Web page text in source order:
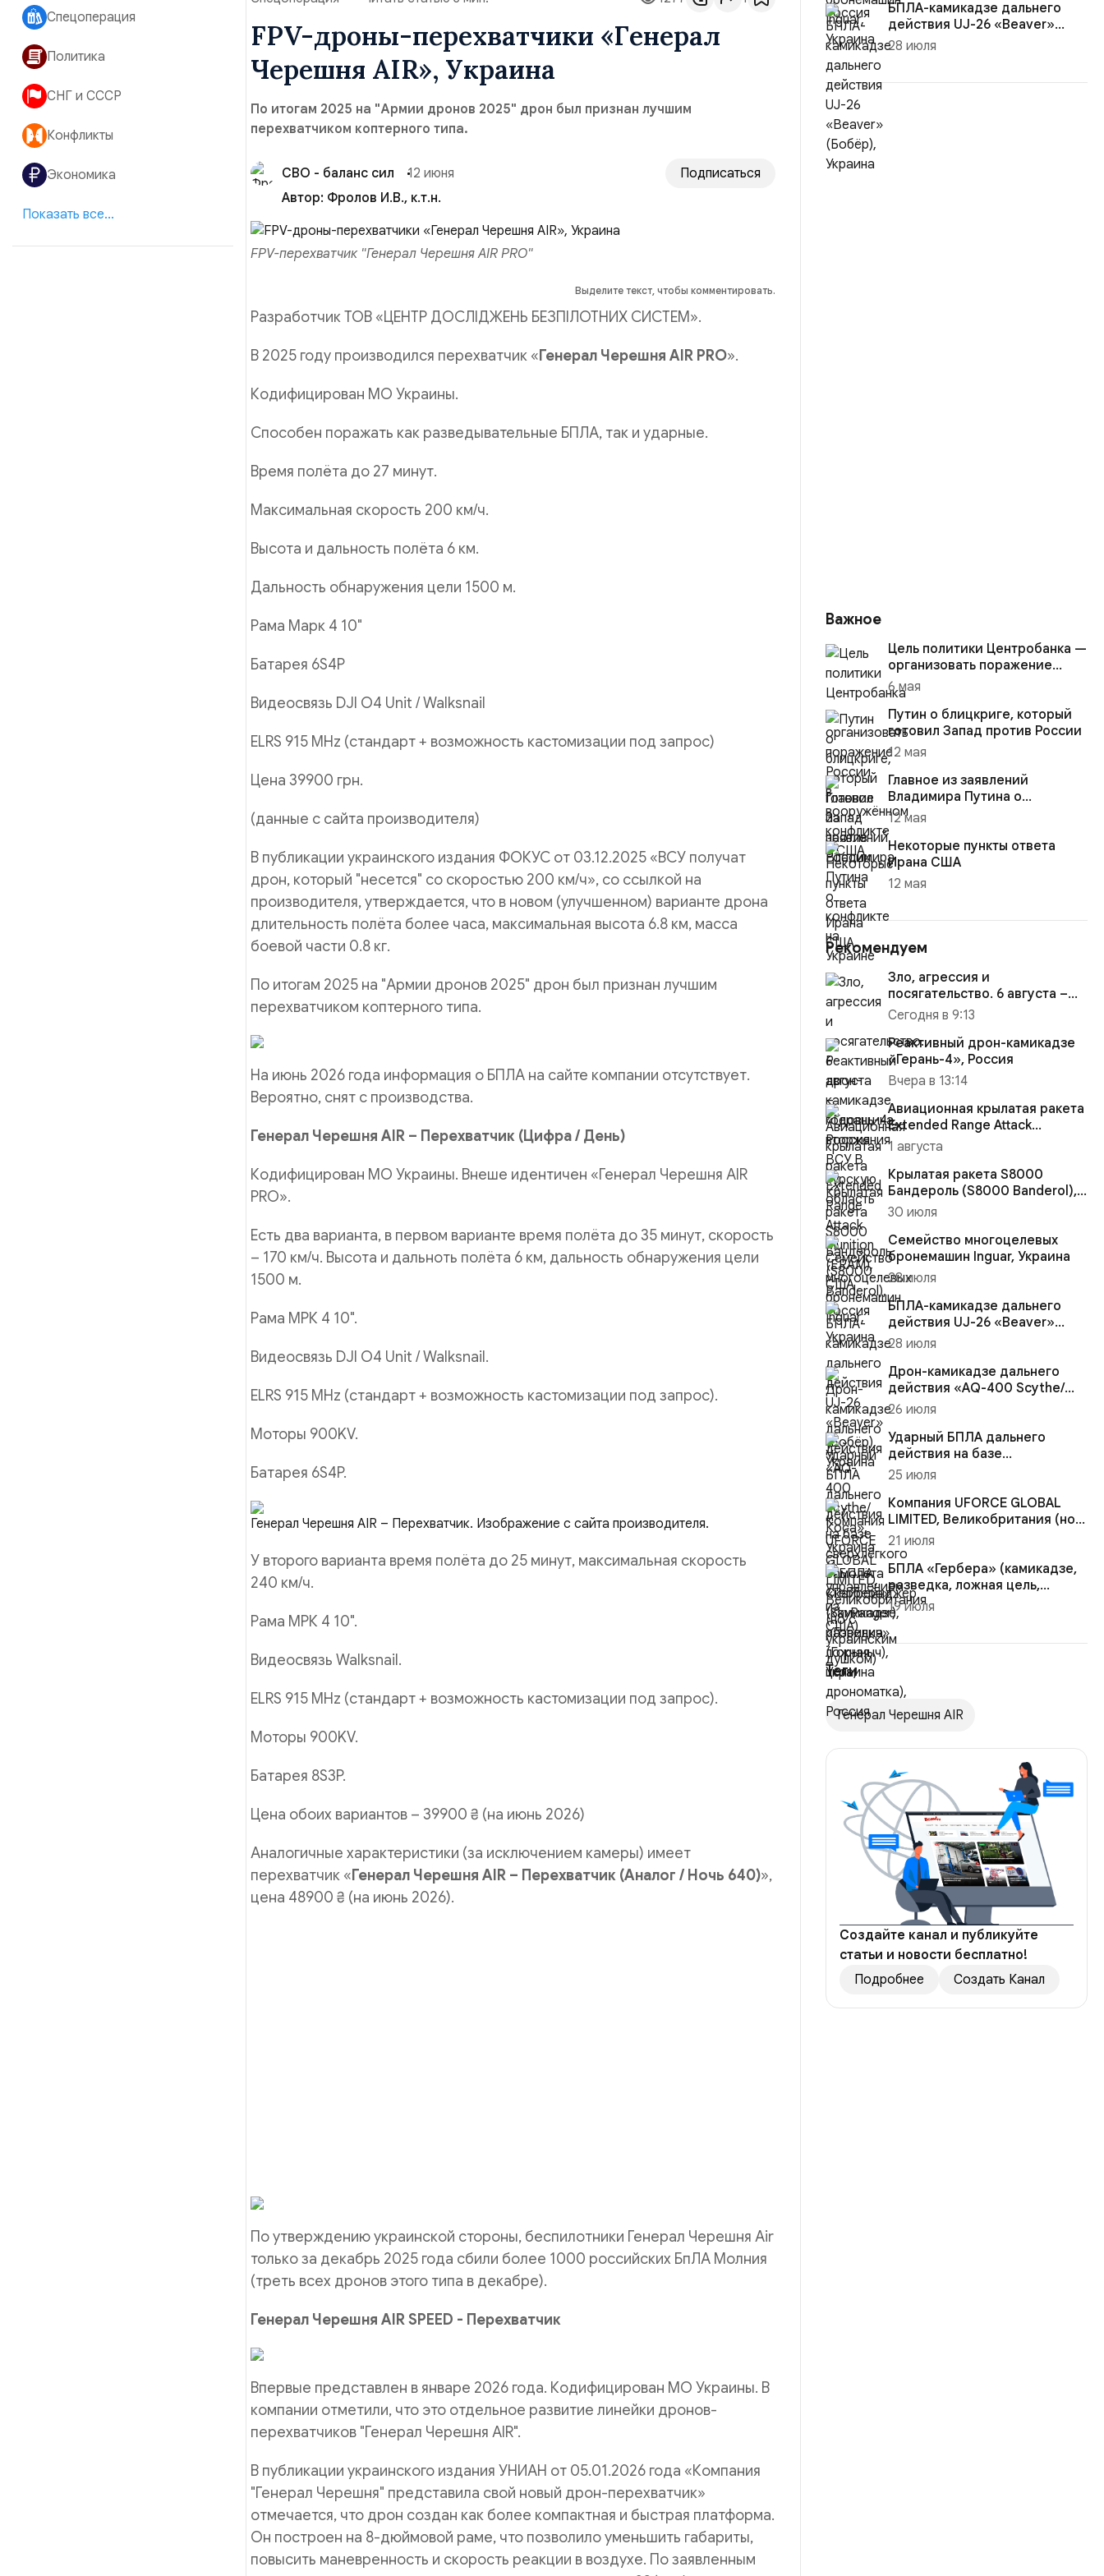
Спецоперация
Политика
СНГ и СССР
Конфликты
Экономика
Показать все...
FPV-дроны-перехватчики «Генерал
Черешня AIR», Украина
По итогам 2025 на "Армии дронов 2025" дрон был признан лучшим
перехватчиком коптерного типа.
СВО - баланс сил 12 июня
Подписаться
Автор: Фролов И.В., к.т.н.
FPV-перехватчик "Генерал Черешня AIR PRO"
Выделите текст, чтобы комментировать.
Разработчик ТОВ «ЦЕНТР ДОСЛІДЖЕНЬ БЕЗПІЛОТНИХ СИСТЕМ».
В 2025 году производился перехватчик «Генерал Черешня AIR PRO».
Кодифицирован МО Украины.
Способен поражать как разведывательные БПЛА, так и ударные.
Время полёта до 27 минут.
Максимальная скорость 200 км/ч.
Высота и дальность полёта 6 км.
Дальность обнаружения цели 1500 м.
Рама Марк 4 10"
Батарея 6S4P
Видеосвязь DJI O4 Unit / Walksnail
ELRS 915 MHz (стандарт + возможность кастомизации под запрос)
Цена 39900 грн.
(данные с сайта производителя)
В публикации украинского издания ФОКУС от 03.12.2025 «ВСУ получат
дрон, который "несется" со скоростью 200 км/ч», со ссылкой на
производителя, утверждается, что в новом (улучшенном) варианте дрона
длительность полёта более часа, максимальная высота 6.8 км, масса
боевой части 0.8 кг.
По итогам 2025 на "Армии дронов 2025" дрон был признан лучшим
перехватчиком коптерного типа.
На июнь 2026 года информация о БПЛА на сайте компании отсутствует.
Вероятно, снят с производства.
Генерал Черешня AIR – Перехватчик (Цифра / День)
Кодифицирован МО Украины. Внеше идентичен «Генерал Черешня AIR
PRO».
Есть два варианта, в первом варианте время полёта до 35 минут, скорость
– 170 км/ч. Высота и дальноть полёта 6 км, дальность обнаружения цели
1500 м.
Рама МРК 4 10".
Видеосвязь DJI O4 Unit / Walksnail.
ELRS 915 MHz (стандарт + возможность кастомизации под запрос).
Моторы 900KV.
Батарея 6S4P.
Генерал Черешня AIR – Перехватчик. Изображение с сайта производителя.
У второго варианта время полёта до 25 минут, максимальная скорость
240 км/ч.
Рама МРК 4 10".
Видеосвязь Walksnail.
ELRS 915 MHz (стандарт + возможность кастомизации под запрос).
Моторы 900KV.
Батарея 8S3P.
Цена обоих вариантов – 39900 ₴ (на июнь 2026)
Аналогичные характеристики (за исключением камеры) имеет
перехватчик «Генерал Черешня AIR – Перехватчик (Аналог / Ночь 640)»,
цена 48900 ₴ (на июнь 2026).
По утверждению украинской стороны, беспилотники Генерал Черешня Air
только за декабрь 2025 года сбили более 1000 российских БпЛА Молния
(треть всех дронов этого типа в декабре).
Генерал Черешня AIR SPEED - Перехватчик
Впервые представлен в январе 2026 года. Кодифицирован МО Украины. В
компании отметили, что это отдельное развитие линейки дронов-
перехватчиков "Генерал Черешня AIR".
В публикации украинского издания УНИАН от 05.01.2026 года «Компания
"Генерал Черешня" представила свой новый дрон-перехватчик»
отмечается, что дрон создан как более компактная и быстрая платформа.
Он построен на 8-дюймовой раме, что позволило уменьшить габариты,
повысить маневренность и скорость реакции в воздухе. По заявленным
БПЛА-камикадзе дальнего
действия UJ-26 «Beaver»
(Бобёр)...
28 июля
Важное
Цель политики Центробанка —
организовать поражение
России в вооружённом
конфликте с США
6 мая
Путин о блицкриге, который
готовил Запад против России
12 мая
Главное из заявлений
Владимира Путина о
конфликте на Украине
12 мая
Некоторые пункты ответа
Ирана США
12 мая
Рекомендуем
Зло, агрессия и
посягательство. 6 августа –
годовщина вторжения ВСУ В
курску...
Сегодня в 9:13
Реактивный дрон-камикадзе
«Герань-4», Россия
Вчера в 13:14
Авиационная крылатая ракета
Extended Range Attack
Munition (ERAM), США
1 августа
Крылатая ракета S8000
Бандероль (S8000 Banderol),
Россия
30 июля
Семейство многоцелевых
бронемашин Inguar, Украина
28 июля
БПЛА-камикадзе дальнего
действия UJ-26 «Beaver»
(Бобёр), Украина
28 июля
Дрон-камикадзе дальнего
действия «AQ-400 Scythe/
Коса», Украина (с
26 июля
Ударный БПЛА дальнего
действия на базе
сверхлёгкого самолёта
25 июля
Компания UFORCE GLOBAL
LIMITED, Великобритания (но с
украинским душком)
21 июля
БПЛА «Гербера» (камикадзе,
разведка, ложная цель,
дрономатка), Россия
19 июля
Теги
Генерал Черешня AIR
Создайте канал и публикуйте
статьи и новости бесплатно!
Подробнее
Создать Канал